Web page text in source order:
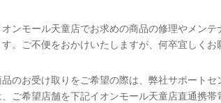
ンモール天童店でお求めの商品の修理やメン
。ご不便をおかけいたしますが、何卒宜しくお
のお受け取りをご希望の際は、弊社サポート
ご希望店舗を下記イオンモール天童店直通携